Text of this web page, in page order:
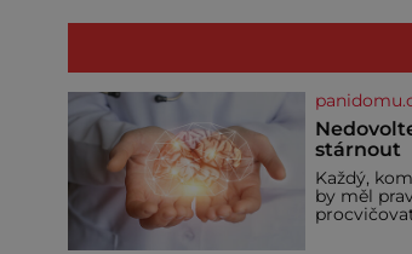
stárnout
Každý,
by měl